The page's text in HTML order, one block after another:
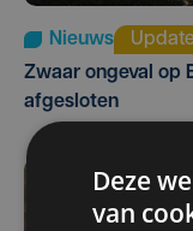
Nieuws
Zwaar ongeval op
afgesloten
Deze
van